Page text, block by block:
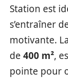
Station est
s’entraîner
motivante.
de 400 m²,
pointe pour